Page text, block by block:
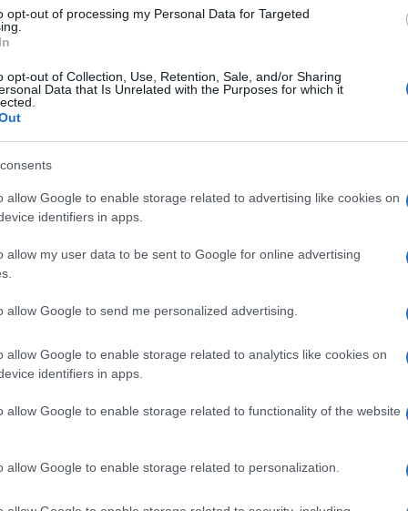
opt-out of processing my Personal Data for Targeted
opt-out of Collection, Use, Retention, Sale, and/or Sharing
Data that Is Unrelated with the Purposes for which it
allow Google to enable storage related to advertising like cookies on
identifiers in apps.
allow my user data to be sent to Google for online advertising
allow Google to send me personalized advertising.
allow Google to enable storage related to analytics like cookies on
identifiers in apps.
allow Google to enable storage related to functionality of the website
allow Google to enable storage related to personalization.
hanno collaborato per la riuscita
cui i ragazzi deltecnico agrario di Olbia,
sia attrattivo anche per le nuove
perché gli incontri hanno un grande
Useli Bacchittapresidente AarSardegna,
a favore degli allevatori. Siamo stati
come lo saremo nelle diverse
breve vedranno i migliori capi di bestiame